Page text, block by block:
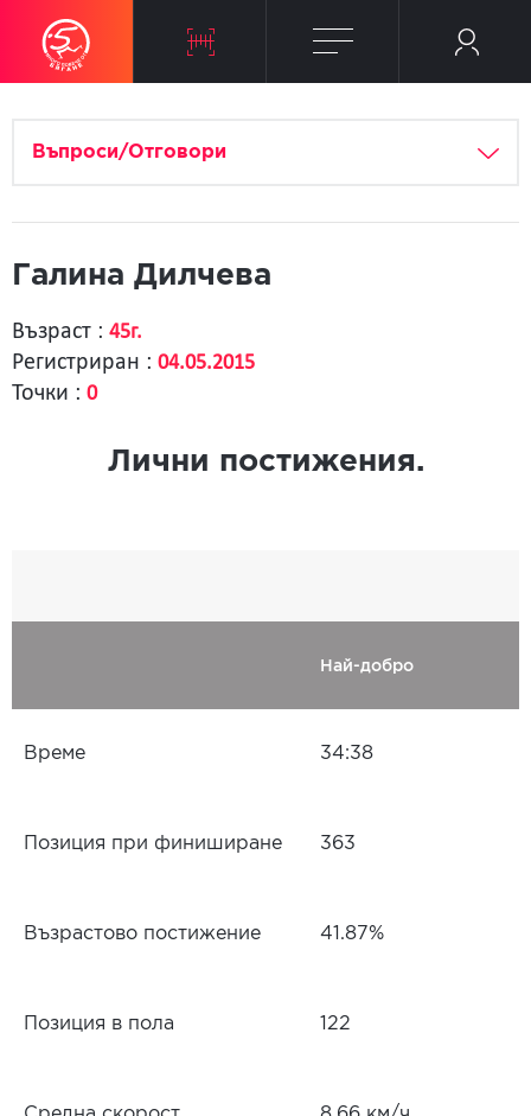
Въпроси/Отговори
Галина Дилчева
Възраст : 45г.
Регистриран : 04.05.2015
Точки : 0
Лични постижения.
Най-добро
Време 34:38
Позиция при финиширане 363
Възрастово постижение 41.87%
Позиция в пола 122